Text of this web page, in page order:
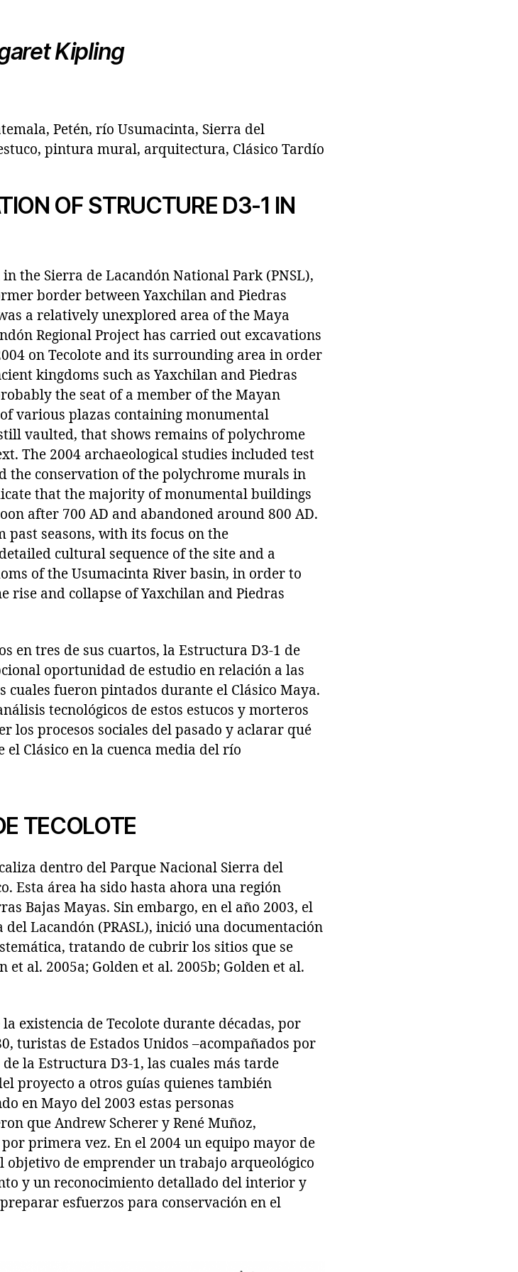
Kipling
Petén, río Usumacinta, Sierra del
pintura mural, arquitectura, Clásico Tardío
OF STRUCTURE D3-1 IN
the Sierra de Lacandón National Park (PNSL),
border between Yaxchilan and Piedras
a relatively unexplored area of the Maya
Regional Project has carried out excavations
on Tecolote and its surrounding area in order
kingdoms such as Yaxchilan and Piedras
the seat of a member of the Mayan
various plazas containing monumental
vaulted, that shows remains of polychrome
The 2004 archaeological studies included test
the conservation of the polychrome murals in
that the majority of monumental buildings
after 700 AD and abandoned around 800 AD.
seasons, with its focus on the
cultural sequence of the site and a
of the Usumacinta River basin, in order to
rise and collapse of Yaxchilan and Piedras
en tres de sus cuartos, la Estructura D3-1 de
oportunidad de estudio en relación a las
cuales fueron pintados durante el Clásico Maya.
tecnológicos de estos estucos y morteros
los procesos sociales del pasado y aclarar qué
Clásico en la cuenca media del río
TECOLOTE
dentro del Parque Nacional Sierra del
Esta área ha sido hasta ahora una región
Bajas Mayas. Sin embargo, en el año 2003, el
Lacandón (PRASL), inició una documentación
tratando de cubrir los sitios que se
al. 2005a; Golden et al. 2005b; Golden et al.
existencia de Tecolote durante décadas, por
turistas de Estados Unidos –acompañados por
la Estructura D3-1, las cuales más tarde
proyecto a otros guías quienes también
en Mayo del 2003 estas personas
que Andrew Scherer y René Muñoz,
primera vez. En el 2004 un equipo mayor de
objetivo de emprender un trabajo arqueológico
y un reconocimiento detallado del interior y
esfuerzos para conservación en el